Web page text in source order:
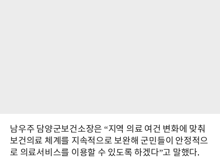
남우주 담양군보건소장은 “지역 의료 여건 변화에 맞춰
보건의료 체계를 지속적으로 보완해 군민들이 안정적으
로 의료서비스를 이용할 수 있도록 하겠다”고 말했다.